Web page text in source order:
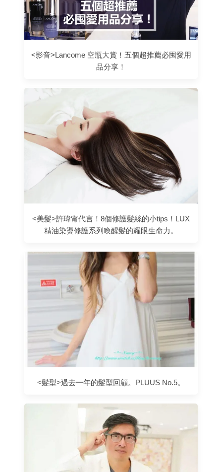
<影音>Lancome 空瓶大賞！五個超推薦必囤愛用
品分享！
<美髮>許瑋甯代言！8個修護髮絲的小tips！LUX
精油染燙修護系列喚醒髮的耀眼生命力。
<髮型>過去一年的髮型回顧。PLUUS No.5。